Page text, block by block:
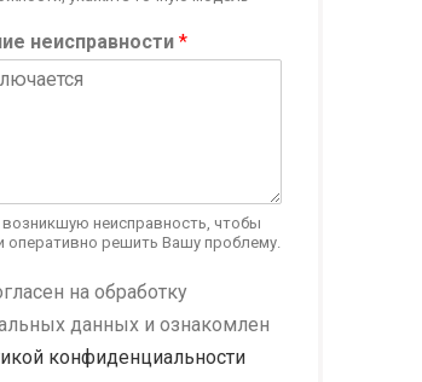
неисправности*
неисправность, чтобы
оперативно решить Вашу проблему.
на обработку
данных и ознакомлен
конфиденциальности